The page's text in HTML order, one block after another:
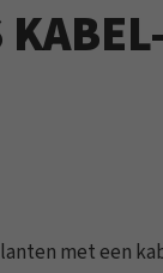
met een